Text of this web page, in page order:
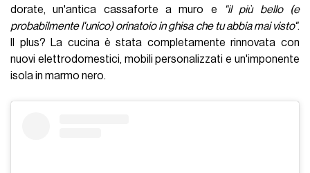
dorate, un'antica cassaforte a muro e "il più bello (e
probabilmente l'unico) orinatoio in ghisa che tu abbia mai visto".
Il plus? La cucina è stata completamente rinnovata con
nuovi elettrodomestici, mobili personalizzati e un'imponente
isola in marmo nero.